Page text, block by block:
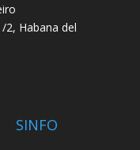
2, Habana del